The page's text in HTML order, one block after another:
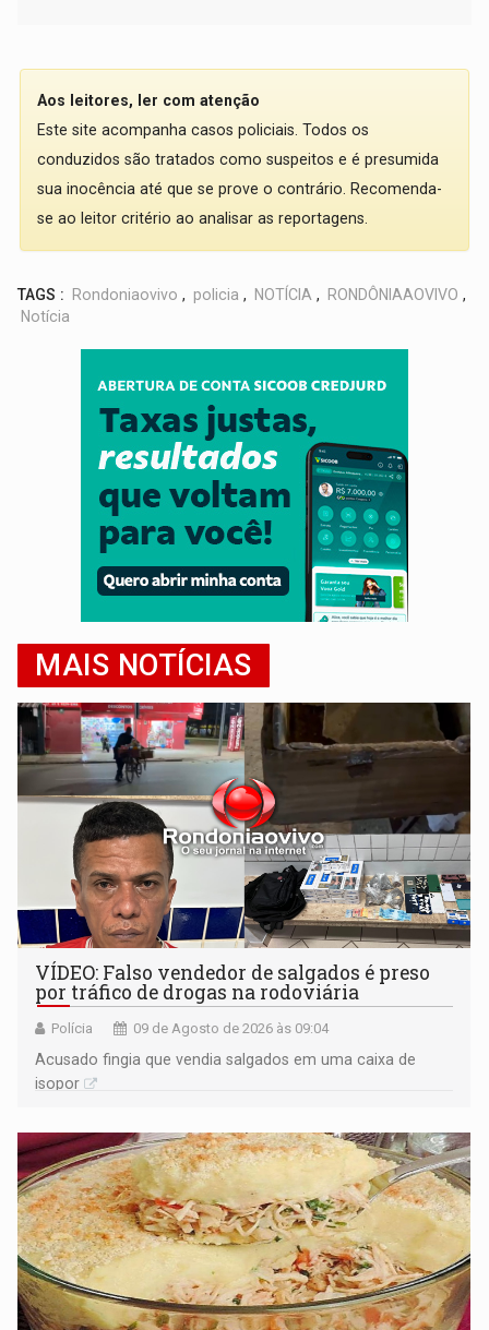
Aos leitores, ler com atenção
Este site acompanha casos policiais. Todos os
conduzidos são tratados como suspeitos e é presumida
sua inocência até que se prove o contrário. Recomenda-
se ao leitor critério ao analisar as reportagens.
TAGS : Rondoniaovivo , policia , NOTÍCIA , RONDÔNIAAOVIVO ,
Notícia
MAIS NOTÍCIAS
VÍDEO: Falso vendedor de salgados é preso
por tráfico de drogas na rodoviária
Polícia 09 de Agosto de 2026 às 09:04
Acusado fingia que vendia salgados em uma caixa de
isopor